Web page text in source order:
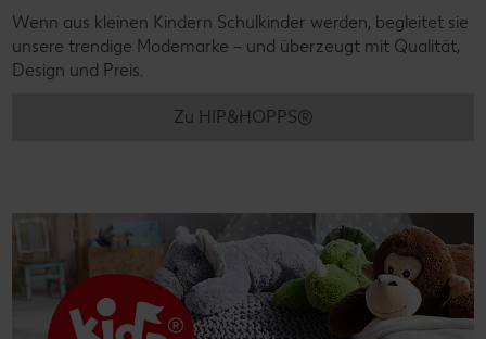
Wenn aus kleinen Kindern Schulkinder werden, begleitet sie
unsere trendige Modemarke – und überzeugt mit Qualität,
Design und Preis.
Zu HIP&HOPPS®